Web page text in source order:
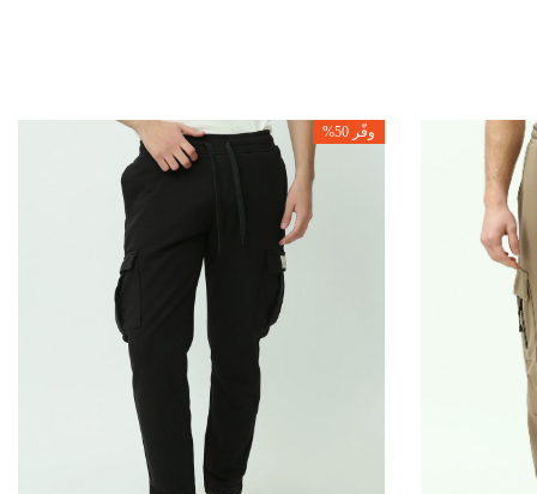
وفّر 50%